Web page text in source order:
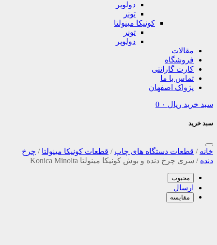
دولوپر
تونر
کونیکا مینولتا
تونر
دولوپر
مقالات
فروشگاه
کارت گارانتی
تماس با ما
پژواک اصفهان
سبد خرید ریال 0
سبد خرید
خانه / قطعات دستگاه های چاپ / قطعات کونیکا مینولتا / چرخ
دنده / سری چرخ دنده و بوش کونیکا مینولتا Konica Minolta
محبوب
ارسال
مقایسه